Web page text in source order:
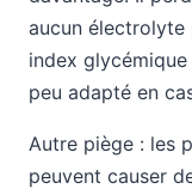
aucun électrolyte
index glycémique
peu adapté en
Autre piège : les
peuvent causer